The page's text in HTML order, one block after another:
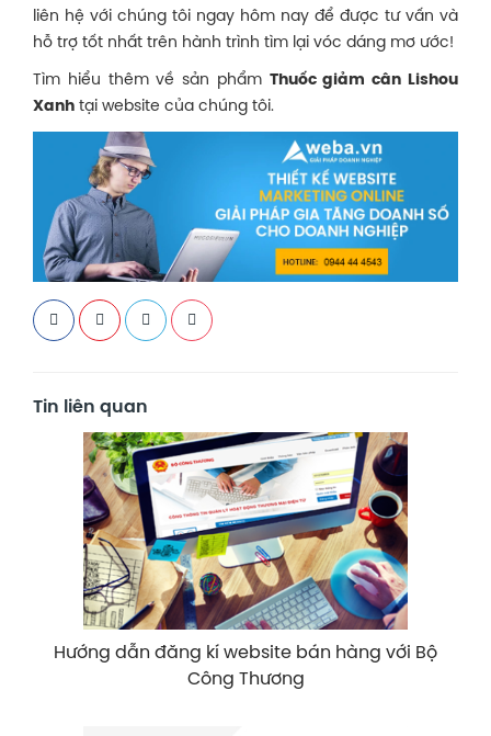
liên hệ với chúng tôi ngay hôm nay để được tư vấn và
hỗ trợ tốt nhất trên hành trình tìm lại vóc dáng mơ ước!
Tìm hiểu thêm về sản phẩm Thuốc giảm cân Lishou
Xanh tại website của chúng tôi.
Tin liên quan
Hướng dẫn đăng kí website bán hàng với Bộ
Công Thương